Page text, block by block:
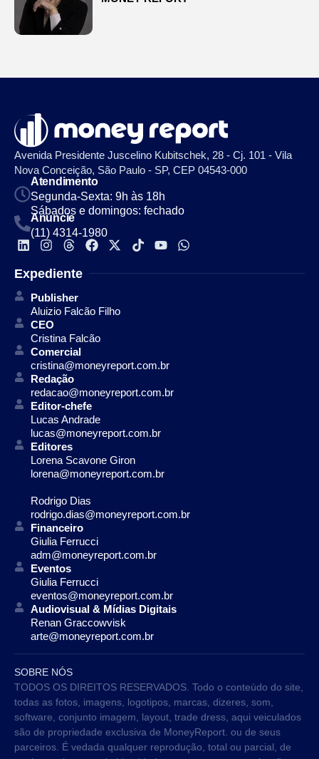
Avenida Presidente Juscelino Kubitschek, 28 - Cj. 101 - Vila
Nova Conceição, São Paulo - SP, CEP 04543-000
Atendimento
Segunda-Sexta: 9h às 18h
Sábados e domingos: fechado
Anuncie
(11) 4314-1980
Expediente
Publisher
Aluizio Falcão Filho
CEO
Cristina Falcão
Comercial
cristina@moneyreport.com.br
Redação
redacao@moneyreport.com.br
Editor-chefe
Lucas Andrade
lucas@moneyreport.com.br
Editores
Lorena Scavone Giron
lorena@moneyreport.com.br
Rodrigo Dias
rodrigo.dias@moneyreport.com.br
Financeiro
Giulia Ferrucci
adm@moneyreport.com.br
Eventos
Giulia Ferrucci
eventos@moneyreport.com.br
Audiovisual & Mídias Digitais
Renan Graccowvisk
arte@moneyreport.com.br
SOBRE NÓS
TODOS OS DIREITOS RESERVADOS. Todo o conteúdo do site,
todas as fotos, imagens, logotipos, marcas, dizeres, som,
software, conjunto imagem, layout, trade dress, aqui veiculados
são de propriedade exclusiva de MoneyReport. ou de seus
parceiros. É vedada qualquer reprodução, total ou parcial, de